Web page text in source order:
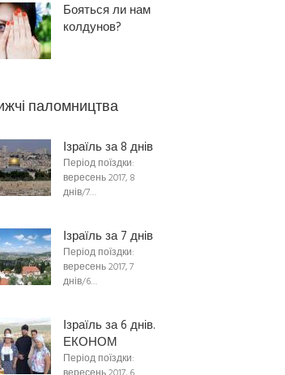
Бояться ли нам
колдунов?
паломництва
Ізраїль за 8 днів
Період поїздки:
вересень 2017, 8
днів/7…
Ізраїль за 7 днів
Період поїздки:
вересень 2017, 7
днів/6…
Ізраїль за 6 днів.
ЕКОНОМ
Період поїздки: